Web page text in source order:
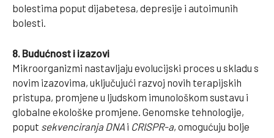
bolestima poput dijabetesa, depresije i autoimunih
bolesti.
8. Budućnost i izazovi
Mikroorganizmi nastavljaju evolucijski proces u skladu s
novim izazovima, uključujući razvoj novih terapijskih
pristupa, promjene u ljudskom imunološkom sustavu i
globalne ekološke promjene. Genomske tehnologije,
poput sekvenciranja DNA i CRISPR-a, omogućuju bolje